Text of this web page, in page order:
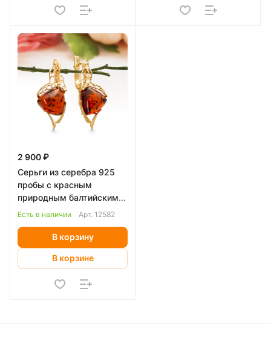
2 900 ₽
Серьги из серебра 925
пробы с красным
природным балтийским
янтарем
Есть в наличии Арт. 12582
В корзину
В корзине